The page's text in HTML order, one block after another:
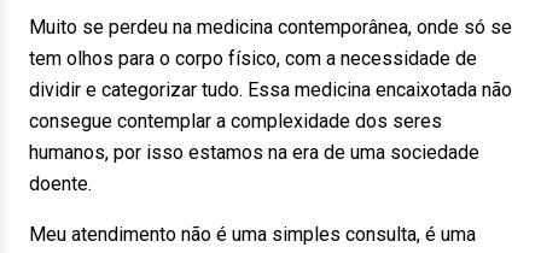
Muito se perdeu na medicina contemporânea, onde só se
tem olhos para o corpo físico, com a necessidade de
dividir e categorizar tudo. Essa medicina encaixotada não
consegue contemplar a complexidade dos seres
humanos, por isso estamos na era de uma sociedade
doente.
Meu atendimento não é uma simples consulta, é uma